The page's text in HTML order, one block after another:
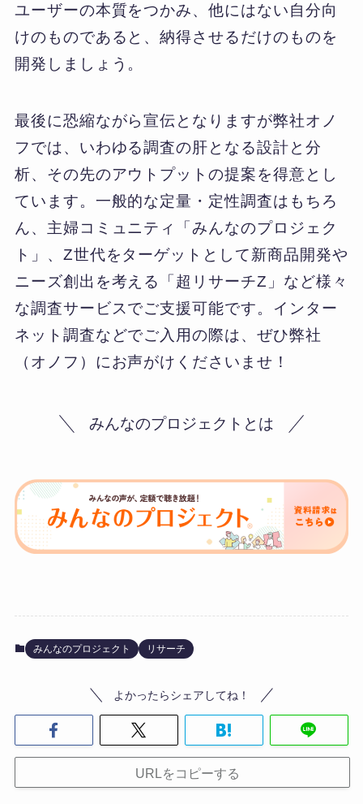
ユーザーの本質をつかみ、他にはない自分向
けのものであると、納得させるだけのものを
開発しましょう。
最後に恐縮ながら宣伝となりますが弊社オノ
フでは、いわゆる調査の肝となる設計と分
析、その先のアウトプットの提案を得意とし
ています。一般的な定量・定性調査はもちろ
ん、主婦コミュニティ「みんなのプロジェク
ト」、Z世代をターゲットとして新商品開発や
ニーズ創出を考える「超リサーチZ」など様々
な調査サービスでご支援可能です。インター
ネット調査などでご入用の際は、ぜひ弊社
（オノフ）にお声がけくださいませ！
みんなのプロジェクトとは
みんなのプロジェクト リサーチ
よかったらシェアしてね！
URLをコピーする